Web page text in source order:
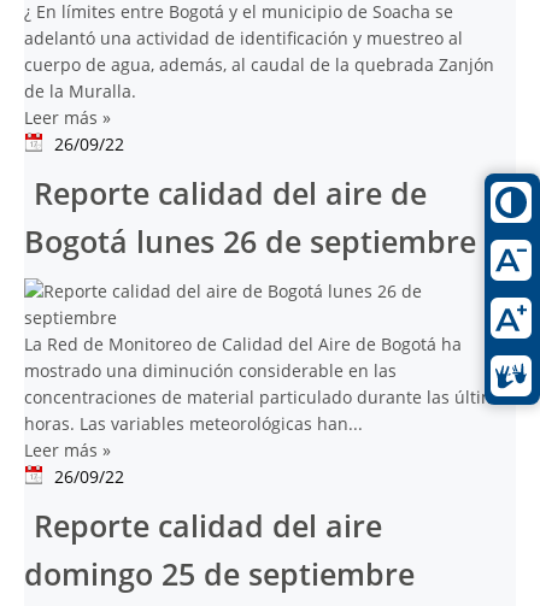
¿ En límites entre Bogotá y el municipio de Soacha se
adelantó una actividad de identificación y muestreo al
cuerpo de agua, además, al caudal de la quebrada Zanjón
de la Muralla.
Leer más »
26/09/22
Reporte calidad del aire de
Bogotá lunes 26 de septiembre
La Red de Monitoreo de Calidad del Aire de Bogotá ha
mostrado una diminución considerable en las
concentraciones de material particulado durante las últimas
horas. Las variables meteorológicas han...
Leer más »
26/09/22
Reporte calidad del aire
domingo 25 de septiembre